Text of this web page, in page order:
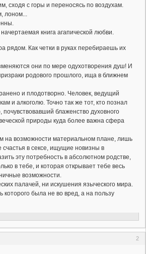
сходя с горы и переносясь по воздухам.
лоном...
книга агапической любви.
рядом. Как четки в руках перебираешь их
они по мере одухотворения душ! И
родового прошлого, ища в ближнем
и плодотворно. Человек, ведущий
и алкоголю. Точно так же тот, кто познал
блаженство духовного
природы куда более важна сфера
на возможности материальном плане, лишь
в сексе, ищущие новизны в
эту потребность в абсолютном родстве,
в тебе, и которая открывает тебе весь
возможности.
палачей, ни искушения языческого мира.
была не во вред, а на пользу
2